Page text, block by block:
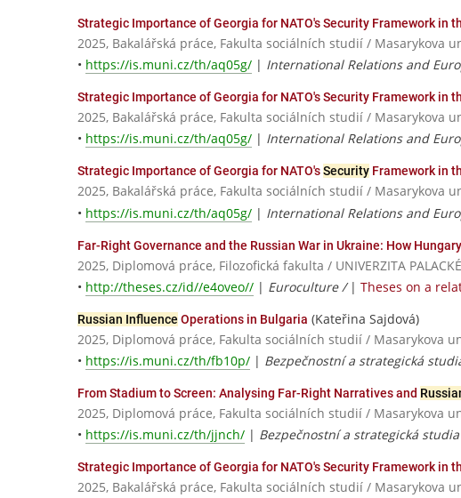
Strategic Importance of Georgia for NATO's Security Framework in
2025, Bakalářská práce, Fakulta sociálních studií / Masarykova
• https://is.muni.cz/th/aq05g/ | International Relations and
Strategic Importance of Georgia for NATO's Security Framework in
2025, Bakalářská práce, Fakulta sociálních studií / Masarykova
• https://is.muni.cz/th/aq05g/ | International Relations and
Strategic Importance of Georgia for NATO'sSecurity Framework in
2025, Bakalářská práce, Fakulta sociálních studií / Masarykova
• https://is.muni.cz/th/aq05g/ | International Relations and
Far-Right Governance and the Russian War in Ukraine: How
2025, Diplomová práce, Filozofická fakulta / UNIVERZITA
• http://theses.cz/id//e4oveo// | Euroculture / | Theses on a
Russian Influence Operations in Bulgaria (Kateřina Sajdová)
2025, Diplomová práce, Fakulta sociálních studií / Masarykova
• https://is.muni.cz/th/fb10p/ | Bezpečnostní a strategická
From Stadium to Screen: Analysing Far-Right Narratives and
2025, Diplomová práce, Fakulta sociálních studií / Masarykova
• https://is.muni.cz/th/jjnch/ | Bezpečnostní a strategická
Strategic Importance of Georgia for NATO's Security Framework in
2025, Bakalářská práce, Fakulta sociálních studií / Masarykova